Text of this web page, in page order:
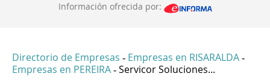
Información ofrecida por:
Directorio de Empresas - Empresas en RISARALDA -
Empresas en PEREIRA - Servicor Soluciones...